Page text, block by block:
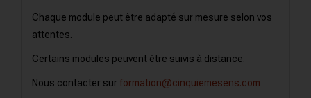
Chaque module peut être adapté sur mesure selon vos
attentes.
Certains modules peuvent être suivis à distance.
Nous contacter sur formation@cinquiemesens.com